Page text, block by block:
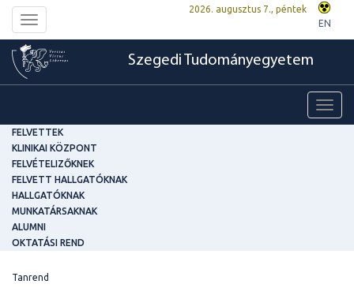
Toggle
navigation
2026. augusztus 7., péntek
EN
Szegedi Tudományegyetem
FELVETTEK
KLINIKAI KÖZPONT
FELVÉTELIZŐKNEK
FELVETT HALLGATÓKNAK
HALLGATÓKNAK
MUNKATÁRSAKNAK
ALUMNI
OKTATÁSI REND
Tanrend